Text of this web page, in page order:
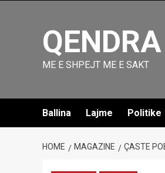
ME E SHPEJT ME E SAKT
Ballina Lajme Politike
HOME MAGAZINE ÇASTE